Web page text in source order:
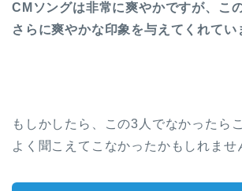
CMソングは非常に爽やかですが、こ
さらに爽やかな印象を与えてくれてい
もしかしたら、この3人でなかったら
よく聞こえてこなかったかもしれませ